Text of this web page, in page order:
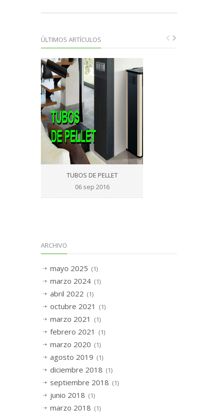
ÚLTIMOS ARTÍCULOS
TUBOS DE PELLET
06 sep 2016
ARCHIVO
mayo 2025 (1)
marzo 2024 (1)
abril 2022 (1)
octubre 2021 (1)
marzo 2021 (1)
febrero 2021 (1)
marzo 2020 (1)
agosto 2019 (1)
diciembre 2018 (1)
septiembre 2018 (1)
junio 2018 (1)
marzo 2018 (1)